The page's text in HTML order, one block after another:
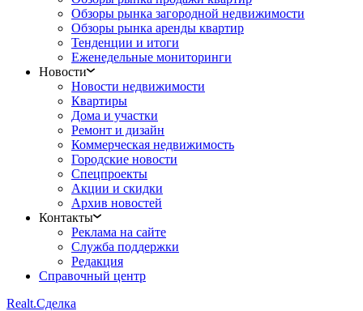
Обзоры рынка загородной недвижимости
Обзоры рынка аренды квартир
Тенденции и итоги
Еженедельные мониторинги
Новости
Новости недвижимости
Квартиры
Дома и участки
Ремонт и дизайн
Коммерческая недвижимость
Городские новости
Спецпроекты
Акции и скидки
Архив новостей
Контакты
Реклама на сайте
Служба поддержки
Редакция
Справочный центр
Realt.Сделка